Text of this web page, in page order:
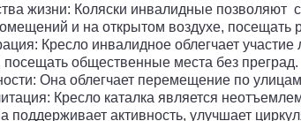
жизни: Коляски инвалидные позволяют
и на открытом воздухе,
Кресло инвалидное облегчает
посещать общественные места без преград.
Она облегчает перемещение по
Кресло каталка является
поддерживает активность, улучшает